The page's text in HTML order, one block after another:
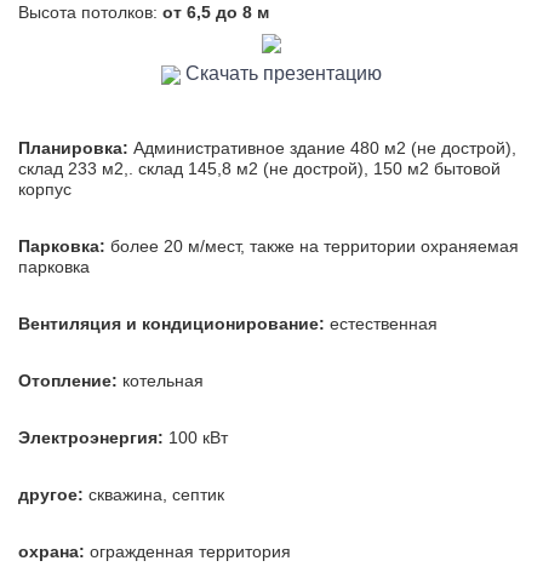
Высота потолков: от 6,5 до 8 м
Скачать презентацию
Планировка: Административное здание 480 м2 (не дострой),
склад 233 м2,. склад 145,8 м2 (не дострой), 150 м2 бытовой
корпус
Парковка: более 20 м/мест, также на территории охраняемая
парковка
Вентиляция и кондиционирование: естественная
Отопление: котельная
Электроэнергия: 100 кВт
другое: скважина, септик
охрана: огражденная территория